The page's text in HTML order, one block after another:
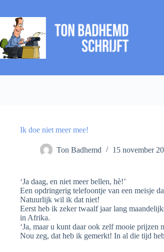
inhoud
Ik doe niet meer mee!
Ton Badhemd 15 november
‘Ja daag, en niet meer bellen, hè!’
Een opdringerig telefoontje van een meisje
Natuurlijk wil ik dat niet!
Eerst heb ik zeker twaalf jaar lang
in Afrika.
‘Ja, maar u kunt daar ook zelf mooie prijzen
Nou zeg, dat heb ik gemerkt! In al die tijd